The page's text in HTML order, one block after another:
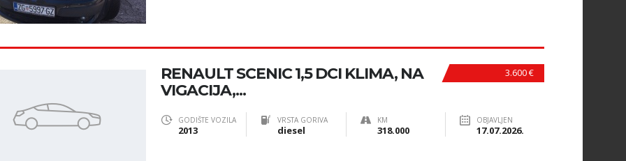
3.600 €
RENAULT SCENIC 1,5 DCI KLIMA, NA
VIGACIJA,...
GODIŠTE VOZILA
2013
VRSTA GORIVA
diesel
KM
318.000
OBJAVLJEN
17.07.2026.